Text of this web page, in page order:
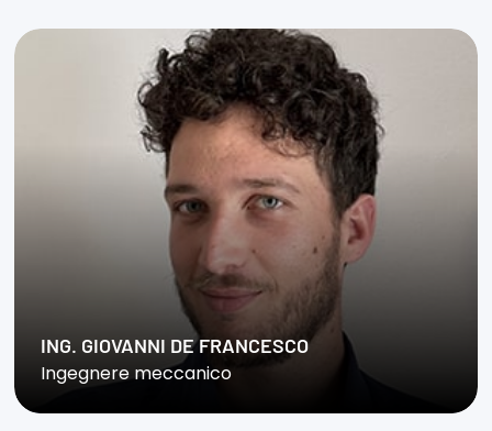
ING. GIOVANNI DE FRANCESCO
Ingegnere meccanico